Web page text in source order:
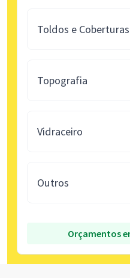
Toldos e Coberturas
Topografia
Vidraceiro
Outros
Orçamentos